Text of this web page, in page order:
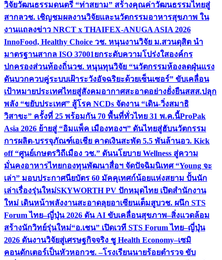
วิจัยวัฒนธรรมดนตรี “ท่าสยาม” สร้างคุณค่าวัฒนธรรมไทยสู่
สากลวช. เชิญชมผลงานวิจัยและนวัตกรรมอาหารสุขภาพ ใน
งานแถลงข่าว NRCT x THAIFEX-ANUGA ASIA 2026
InnoFood, Healthy Choice วช. หนุนงานวิจัย ม.สวนดุสิต นำ
มาตรฐานสากล ISO 37001ยกระดับความโปร่งใสองค์กร
ปกครองส่วนท้องถิ่นวช. หนุนทุนวิจัย “นวัตกรรมห้องลดฝุ่นแรง
ดันบวกควบคู่ระบบเฝ้าระวังอัจฉริยะด้วยเซ็นเซอร์” ขับเคลื่อน
เป้าหมายประเทศไทยสู่สังคมอากาศสะอาดอย่างยั่งยืนสสส.ปลุก
พลัง “ขยับประเทศ” สู้โรค NCDs จัดงาน “เดิน-วิ่งสมาธิ
วิสาขะ” ครั้งที่ 25 พร้อมกัน 70 พื้นที่ทั่วไทย 31 พ.ค.นี้ProPak
Asia 2026 ย้ายสู่ “อิมแพ็ค เมืองทองฯ” ดันไทยสู่ฮับนวัตกรรม
การผลิต-บรรจุภัณฑ์เอเชีย คาดเงินสะพัด 5.5 พันล้านอว. Kick
off “ศูนย์เกษตรวิถีเมือง วช.” ดันนโยบาย Wellness สู่ความ
มั่นคงอาหารไทยกองทุนพัฒนาสื่อฯ จัดปัจฉิมนิเทศ “Young จะ
เล่า” มอบประกาศนียบัตร 60 มัคคุเทศก์น้อยแห่งสยาม ปั้นนัก
เล่าเรื่องรุ่นใหม่SKYWORTH PV ปักหมุดไทย เปิดสำนักงาน
ใหม่ เดินหน้าพลังงานสะอาดลุยอาเซียนเต็มสูบวช. ผนึก STS
Forum ไทย–ญี่ปุ่น 2026 ดัน AI ขับเคลื่อนสุขภาพ–สิ่งแวดล้อม
สร้างนักวิทย์รุ่นใหม่“อ.เชน” เปิดเวที STS Forum ไทย–ญี่ปุ่น
2026 ดันงานวิจัยสู่เศรษฐกิจจริง ชู Health Economy–เซมิ
คอนดักเตอร์เป็นหัวหอกวช. –โรงเรียนนายร้อยตำรวจ ขับ